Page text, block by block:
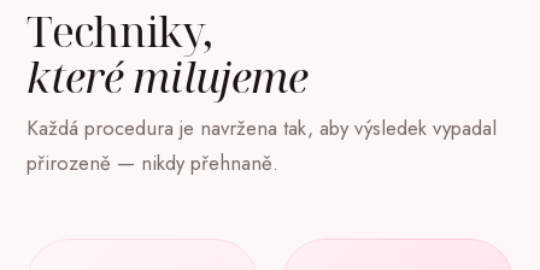
Techniky,
které milujeme
Každá procedura je navržena tak, aby výsledek vypadal
přirozeně — nikdy přehnaně.